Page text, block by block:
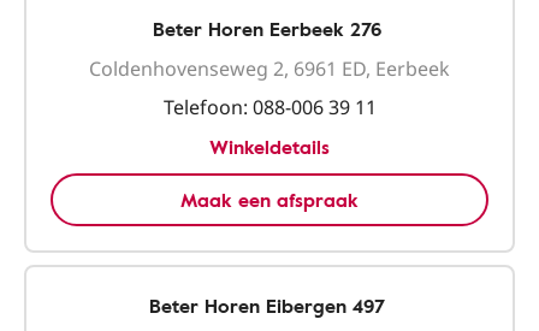
Beter Horen Eerbeek 276
Coldenhovenseweg 2, 6961 ED, Eerbeek
Telefoon: 088-006 39 11
Winkeldetails
Maak een afspraak
Beter Horen Eibergen 497